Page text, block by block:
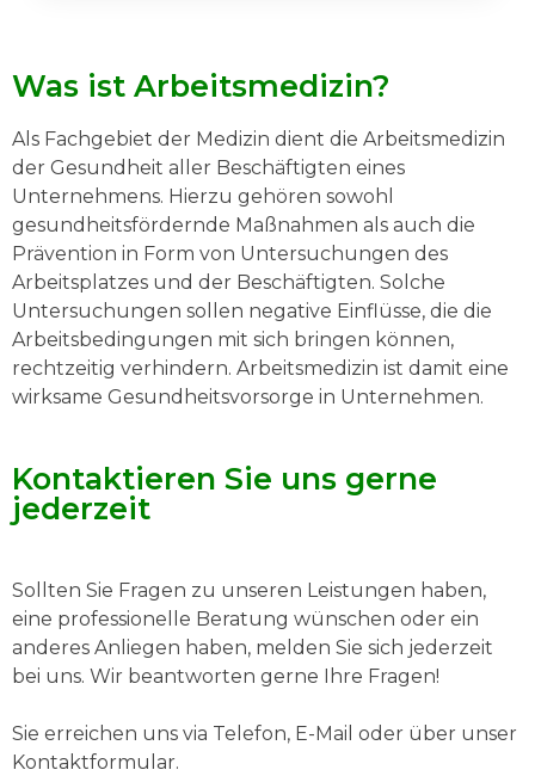
Mehr erfahren
Was ist Arbeitsmedizin?
Als Fachgebiet der Medizin dient die Arbeitsmedizin
der Gesundheit aller Beschäftigten eines
Unternehmens. Hierzu gehören sowohl
gesundheitsfördernde Maßnahmen als auch die
Prävention in Form von Untersuchungen des
Arbeitsplatzes und der Beschäftigten. Solche
Untersuchungen sollen negative Einflüsse, die die
Arbeitsbedingungen mit sich bringen können,
rechtzeitig verhindern. Arbeitsmedizin ist damit eine
wirksame Gesundheitsvorsorge in Unternehmen.
Kontaktieren Sie uns gerne
jederzeit
Sollten Sie Fragen zu unseren Leistungen haben,
eine professionelle Beratung wünschen oder ein
anderes Anliegen haben, melden Sie sich jederzeit
bei uns. Wir beantworten gerne Ihre Fragen!
Sie erreichen uns via Telefon, E-Mail oder über unser
Kontaktformular.